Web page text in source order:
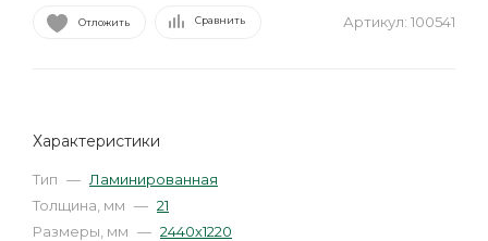
Отложить Сравнить Артикул: 100541
Характеристики
Тип — Ламинированная
Толщина, мм — 21
Размеры, мм — 2440х1220